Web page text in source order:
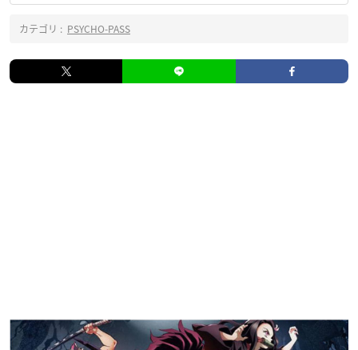
カテゴリ : PSYCHO-PASS